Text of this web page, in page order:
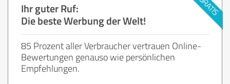
Ihr guter Ruf:
Die beste Werbung der Welt!
85 Prozent aller Verbraucher vertrauen Online-
Bewertungen genauso wie persönlichen
Empfehlungen.